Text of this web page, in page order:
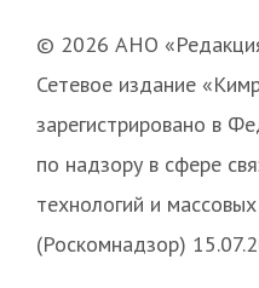
© 2026 АНО
Сетевое издание
зарегистрировано в
по надзору в сфере
технологий и
(Роскомнадзор)